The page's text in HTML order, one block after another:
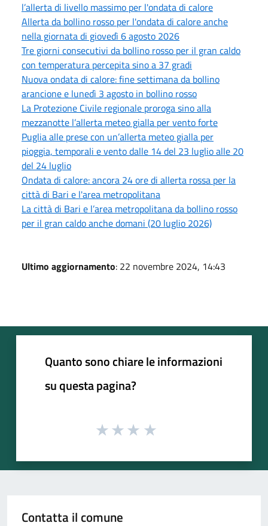
l’allerta di livello massimo per l'ondata di calore
Allerta da bollino rosso per l'ondata di calore anche
nella giornata di giovedì 6 agosto 2026
Tre giorni consecutivi da bollino rosso per il gran caldo
con temperatura percepita sino a 37 gradi
Nuova ondata di calore: fine settimana da bollino
arancione e lunedì 3 agosto in bollino rosso
La Protezione Civile regionale proroga sino alla
mezzanotte l’allerta meteo gialla per vento forte
Puglia alle prese con un’allerta meteo gialla per
pioggia, temporali e vento dalle 14 del 23 luglio alle 20
del 24 luglio
Ondata di calore: ancora 24 ore di allerta rossa per la
città di Bari e l'area metropolitana
La città di Bari e l’area metropolitana da bollino rosso
per il gran caldo anche domani (20 luglio 2026)
Ultimo aggiornamento: 22 novembre 2024, 14:43
Quanto sono chiare le informazioni
su questa pagina?
Contatta il comune